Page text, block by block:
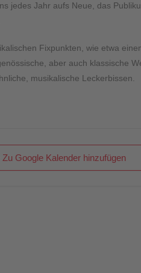
jedes Jahr aufs Neue, das
Fixpunkten, wie etwa
aber auch klassische
musikalische Leckerbissen.
Zu Google Kalender hinzufügen